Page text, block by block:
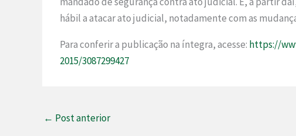
hábil a atacar ato judicial, notadamente com as
Para conferir a publicação na íntegra, acesse: https://
2015/3087299427
← Post anterior